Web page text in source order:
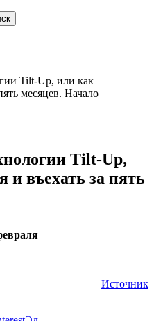
Tilt-Uр, или как
месяцев. Начало
Tilt-Uр,
и въехать за пять
Источник